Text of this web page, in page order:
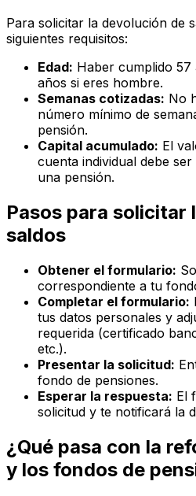
Para solicitar la devolución de
siguientes requisitos:
Edad: Haber cumplido
años si eres hombre.
Semanas cotizadas: No
número mínimo de
pensión.
Capital acumulado: El
cuenta individual debe
una pensión.
Pasos para solicitar
saldos
Obtener el formulario:
correspondiente a tu
Completar el formulario:
tus datos personales y
requerida (certificado
etc.).
Presentar la solicitud:
fondo de pensiones.
Esperar la respuesta: El
solicitud y te notificará la
¿Qué pasa con la
y los fondos de